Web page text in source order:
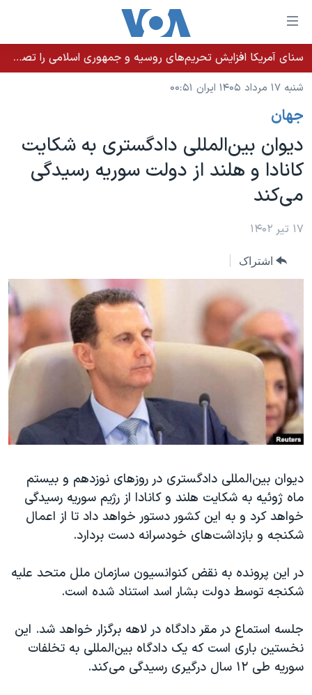
لینکهای
قابل
دسترسی
جهش
محتوای
اصلی
جهش
صفحه
جهش
خانه
نسخه سبک وب‌سایت
موضوع ها
ایران
آمریکا
جهان
ورزشی
فرهنگ و زندگی
حقوق شهروندی
اقتصادی
علم و فناوری
اسرائیل در جنگ
آرشیو پخش زنده
برنامه های تلویزیونی
جدول برنامه ها
صفحه‌های ویژه
جام جهانی ۲۰۲۶
بایگانی برنامه‌های تلویزیونی
مستندها
انتخابات ریاست جمهوری آمریکا ۲۰۲۴
حمله جمهوری اسلامی به اسرائیل
رمز مهسا
ورزش زنان در ایران
مجموعه مستندهای دادخواهی
تریبونال مردمی آبان ۹۸
دادگاه حمید نوری
قانون شفافیت دارائی کادر رهبری ایران
اعتراضات مردمی آبان ۹۸
اسرائیل در جنگ
نرگس محمدی برنده جایزه نوبل صلح
همایش محافظه‌کاران آمریکا «سی‌پک»
فرکانس‌های صدای آمریکا
پخش رادیویی
یادگیری زبان انگلیسی
دنبال کنید
زبانهای مختلف
سنای آمریکا افزایش تحریم‌های روسیه و جمهوری اسلامی را تصویب کرد؛ زلنسکی از این اقدام تشکر کرد
شنبه ۱۷ مرداد ۱۴۰۵ ایران ۰۰:۵۱
جهان
دیوان بین‌المللی دادگستری به شکایت
کانادا و هلند از دولت سوریه رسیدگی
می‌کند
۱۷ تیر ۱۴۰۲
اشتراک
دیوان بین‌المللی دادگستری در روزهای نوزدهم و بیستم
ماه ژوئیه به شکایت‌ هلند و کانادا از رژیم سوریه رسیدگی
خواهد کرد و به این کشور دستور خواهد داد تا از اعمال
شکنجه و بازداشت‌های خودسرانه دست بردارد.
در این پرونده به نقض کنوانسیون سازمان ملل متحد علیه
شکنجه توسط دولت بشار اسد استناد شده است.
جلسه استماع در مقر دادگاه در لاهه برگزار خواهد شد. این
نخستین باری است که یک دادگاه بین‌المللی به تخلفات
سوریه طی ۱۲ سال درگیری رسیدگی می‌کند.